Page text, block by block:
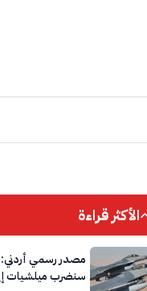
الأكثر قراءة
مصدر رسمي أردني:
سنضرب ميلشيات